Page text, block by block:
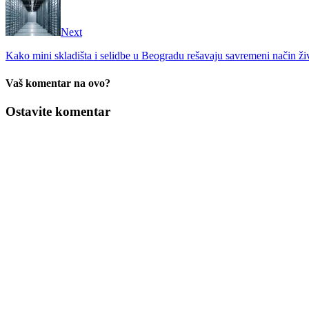
Next
Kako mini skladišta i selidbe u Beogradu rešavaju savremeni način
Vaš komentar na ovo?
Ostavite komentar